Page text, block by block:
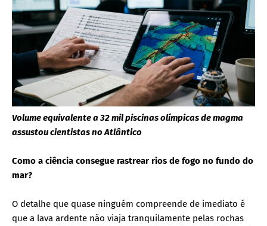
Volume equivalente a 32 mil piscinas olímpicas de magma
assustou cientistas no Atlântico
Como a ciência consegue rastrear rios de fogo no fundo do
mar?
O detalhe que quase ninguém compreende de imediato é
que a lava ardente não viaja tranquilamente pelas rochas